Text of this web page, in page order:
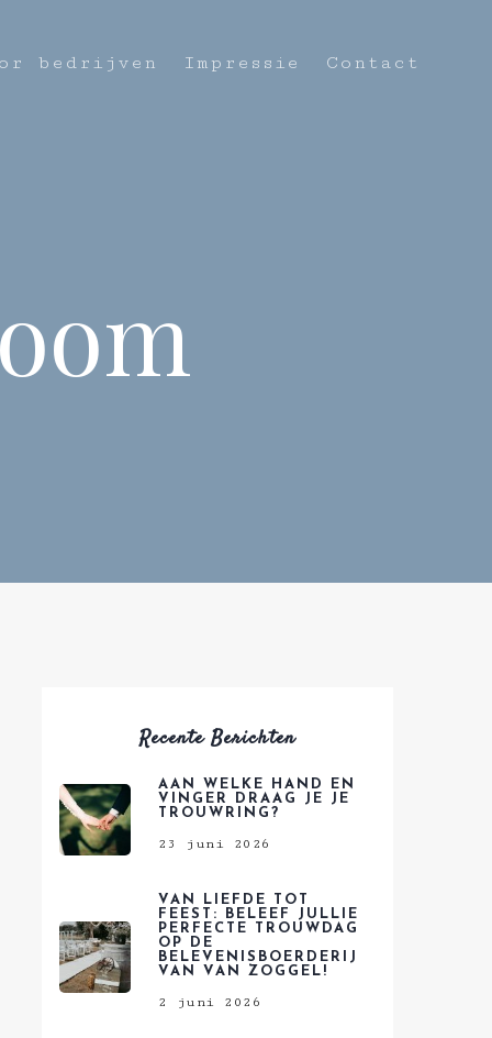
bedrijven Impressie Contact
Recente Berichten
AAN WELKE HAND EN
VINGER DRAAG JE JE
TROUWRING?
23 juni 2026
VAN LIEFDE TOT
FEEST: BELEEF JULLIE
PERFECTE TROUWDAG
OP DE
BELEVENISBOERDERIJ
VAN VAN ZOGGEL!
2 juni 2026